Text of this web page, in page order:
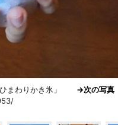
ひまわりかき氷」 →次の写真